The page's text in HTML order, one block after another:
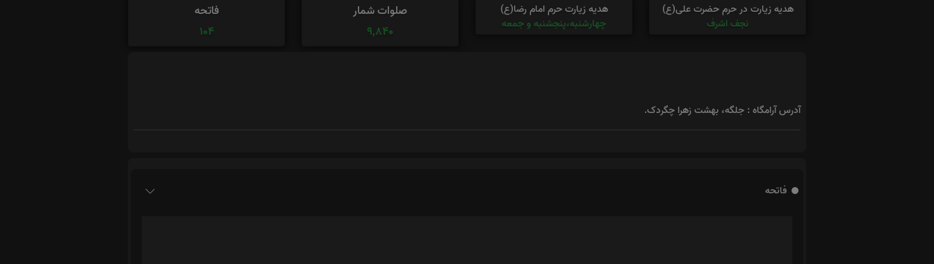
هدیه زیارت در حرم حضرت علی(ع)
نجف اشرف
هدیه زیارت حرم امام رضا(ع)
چهارشنبه،پنجشنبه و جمعه
صلوات شمار
9,840
فاتحه
104
آدرس آرامگاه : جلگه، بهشت زهرا چگردک.
فاتحه